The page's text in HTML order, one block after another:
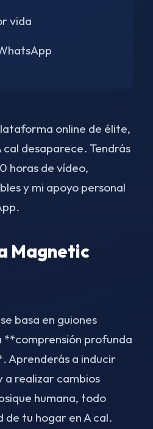
vida
online de élite,
cal desaparece. Tendrás
horas de vídeo,
y mi apoyo personal
Magnetic
basa en guiones
**comprensión profunda
Aprenderás a inducir
a realizar cambios
humana, todo
de tu hogar en A cal.